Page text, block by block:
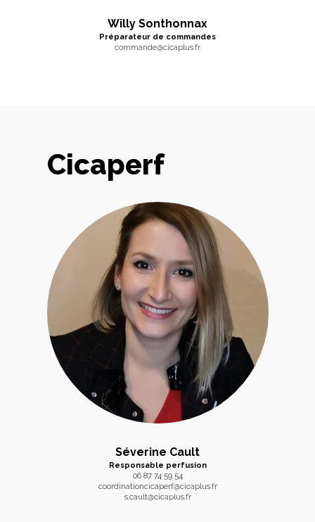
Willy Sonthonnax
Préparateur de commandes
commande@cicaplus.fr
Cicaperf
Séverine Cault
Responsable perfusion
06 87 74 59 54
coordinationcicaperf@cicaplus.fr
s.cault@cicaplus.fr